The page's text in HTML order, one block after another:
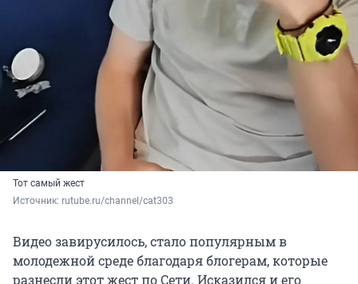
Тот самый жест
Источник: rutube.ru/channel/cat303
Видео завирусилось, стало популярным в
молодежной среде благодаря блогерам, которые
разнесли этот жест по Сети. Исказился и его